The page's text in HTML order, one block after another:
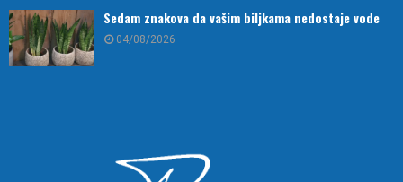
Sedam znakova da vašim biljkama nedostaje vode
04/08/2026